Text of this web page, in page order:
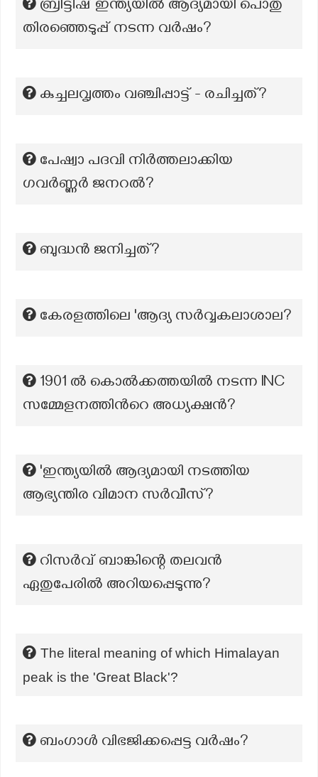
ബ്രിട്ടീഷ് ഇന്ത്യയിൽ ആദ്യമായി പൊതു
തിരഞ്ഞെടുപ്പ് നടന്ന വർഷം?
കുച്ചലവൃത്തം വഞ്ചിപ്പാട്ട് - രചിച്ചത്?
പേഷ്വാ പദവി നിർത്തലാക്കിയ
ഗവർണ്ണർ ജനറൽ?
ബുദ്ധൻ ജനിച്ചത്?
കേരളത്തിലെ 'ആദ്യ സർവ്വകലാശാല?
1901 ല്‍ കൊൽക്കത്തയില്‍ നടന്ന INC
സമ്മേളനത്തിന്‍റെ അധ്യക്ഷന്‍?
'ഇന്ത്യയിൽ ആദ്യമായി നടത്തിയ
ആഭ്യന്തിര വിമാന സർവീസ്?
റിസർവ് ബാങ്കിന്റെ തലവൻ
ഏതുപേരിൽ അറിയപ്പെടുന്നു?
The literal meaning of which Himalayan
peak is the 'Great Black'?
ബംഗാൾ വിഭജിക്കപ്പെട്ട വർഷം?